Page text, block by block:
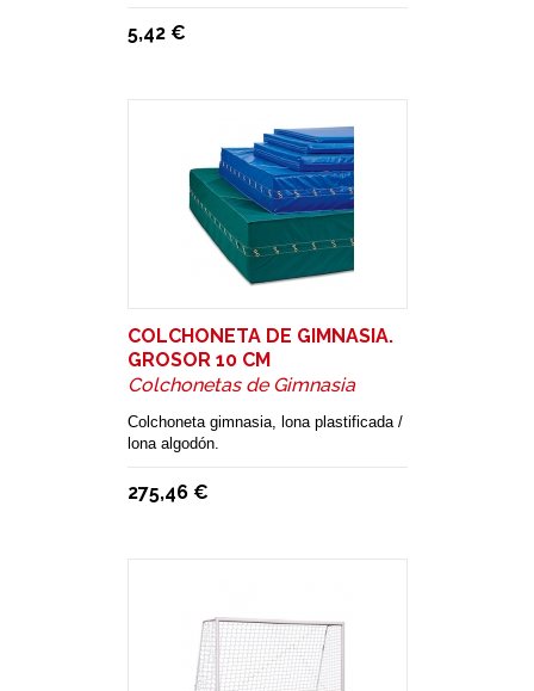
5,42 €
COLCHONETA DE GIMNASIA.
GROSOR 10 CM
Colchonetas de Gimnasia
Colchoneta gimnasia, lona plastificada /
lona algodón.
275,46 €